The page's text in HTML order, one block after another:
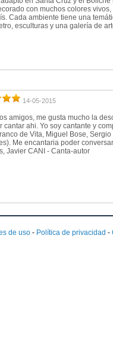
con muchos colores vivos,
Cada ambiente tiene una
esculturas y una galería de
14-05-2015
amigos, me gusta mucho la
cantar ahi. Yo soy cantante y
de Vita, Miguel Bose,
Me encantaria poder
Javier CANI - Canta-autor
de uso - Política de privacidad -